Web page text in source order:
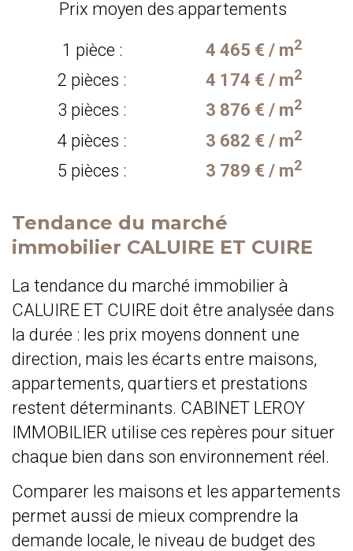
Prix moyen des appartements
1 pièce : 4 465 € / m2
2 pièces : 4 174 € / m2
3 pièces : 3 876 € / m2
4 pièces : 3 682 € / m2
5 pièces : 3 789 € / m2
Tendance du marché
immobilier CALUIRE ET CUIRE
La tendance du marché immobilier à
CALUIRE ET CUIRE doit être analysée dans
la durée : les prix moyens donnent une
direction, mais les écarts entre maisons,
appartements, quartiers et prestations
restent déterminants. CABINET LEROY
IMMOBILIER utilise ces repères pour situer
chaque bien dans son environnement réel.
Comparer les maisons et les appartements
permet aussi de mieux comprendre la
demande locale, le niveau de budget des